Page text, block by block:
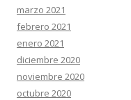
marzo 2021
febrero 2021
enero 2021
diciembre 2020
noviembre 2020
octubre 2020